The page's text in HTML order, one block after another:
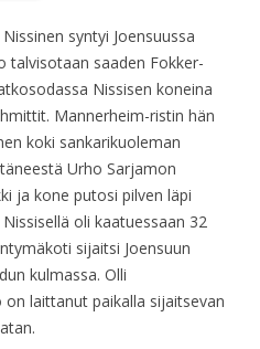
syntyi Joensuussa
talvisotaan saaden Fokker-
Nissisen koneina
Mannerheim-ristin hän
koki sankarikuoleman
Urho Sarjamon
ja kone putosi pilven läpi
oli kaatuessaan 32
sijaitsi Joensuun
kulmassa. Olli
laittanut paikalla sijaitsevan